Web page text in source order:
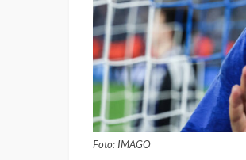
Foto: IMAGO